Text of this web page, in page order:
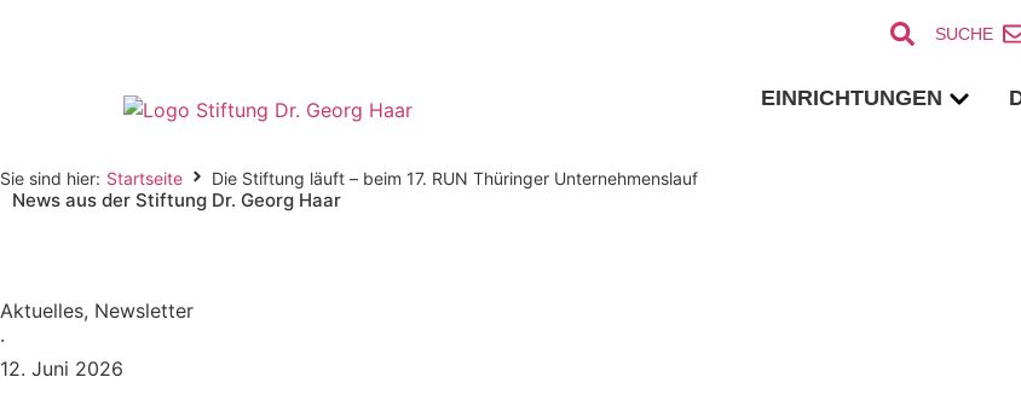
SUCHE
EINRICHTUNGEN
Sie sind hier: Startseite Die Stiftung läuft – beim 17. RUN Thüringer Unternehmenslauf
News aus der Stiftung Dr. Georg Haar
Aktuelles, Newsletter
·
12. Juni 2026